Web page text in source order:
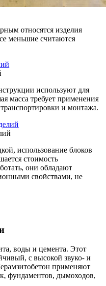
относятся изделия
меньшие считаются
используют для
масса требует применения
и монтажа.
использование блоков
стоимость
они обладают
свойствами, не
воды и цемента. Этот
с высокой звуко- и
применяют
фундаментов, дымоходов,